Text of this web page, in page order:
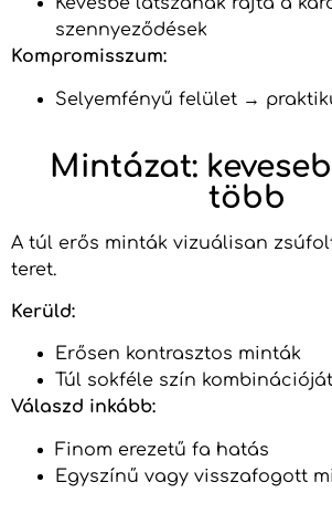
szennyeződések
Kompromisszum:
Selyemfényű felület →
Mintázat:
több
A túl erős minták vizuálisan
teret.
Kerüld:
Erősen kontrasztos minták
Túl sokféle szín kombinációját
Válaszd inkább:
Finom erezetű fa hatás
Egyszínű vagy visszafogott